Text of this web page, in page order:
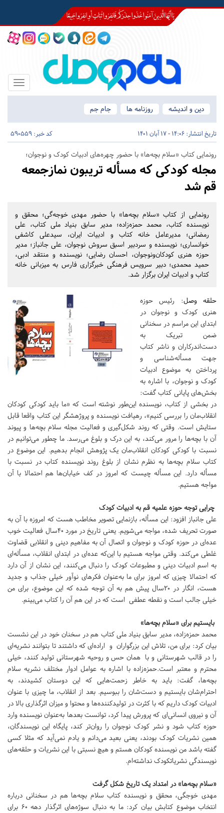
Toggle
دین و اندیشه
روزنامه ها جام جم
تاریخ انتشار: 14:06 - 17 آبان 1401 کد خبر: 590559
رونمایی کتاب «سلام بچه‌ها» با حضور چهره‌های ادبیات کودک و نوجوان؛
مجله کودکی که مسأله تریبون نمازجمعه
قم شد
رونمایی از کتاب «سلام بچه‌ها» با حضور مهدی خوجه‌گی؛ محقق و
نویسنده کتاب، محمد حمزه‌زاده؛ مدیر سابق بنیاد ملی کتاب، علی
رمضانی؛ مدیرعامل خانه کتاب و ادبیات ایران، سیدعلی کاشفی
خوانساری؛ نویسنده و سردبیر اسبق سروش نوجوان، علی جانباز؛ مدیر
حوزه هنری کودکان‌ونوجوان، احسان رضایی؛ نویسنده و منتقد ادبی،
حمید محمدی؛ دبیر سرویس فرهنگی خبرگزاری فارس به میزبانی خانه
کتاب و ادبیات ایران برگزار شد.
حلقه وصل: رئیس حوزه
هنری کودک و نوجوان در
ابتدای این مراسم در سخنانی
ضمن تبریک به
دست‌اندرکاران و ناشر کتاب
جهت مسأله‌شناسی و
پرداختن به موضوع ادبیات
کودک و نوجوان، با اشاره به
بخش‌های پایانی کتاب گفت:
در بخشی از کتاب، نویسنده این‌طور نوشته است که «ما باید کودکی کودکان
انقلاب‌مان را بررسی کنیم»، رهیافت نویسنده و پروژهشگر این کتاب واقعا قابل
ستایش است. وقتی که روند شکل‌گیری و فعالیت مجله سلام بچه‌ها و پیوند
آن با بچه‌ها را مرور می‌کند، به این درک و بلوغ می‌رسد. ما چطور می‌توانیم در
نسبت با کودکی کودکان انقلاب‌مان یک پژوهش انجام بدهیم. این موضوع در
کتاب سلام بچه‌ها به نظرم نشان از بلوغ روند نویسنده کتاب در نسبت با
مسأله دارد. این مسأله چیست که امروز در کف خیابان‌ها هم احتمالا با آن
مواجه هستیم.
چرایی توجه حوزه علمیه قم به ادبیات کودک
علی جانباز افزود: این مسأله، بازنمایی تصویر مخاطب هست که امروزه با آن به
صورت تحریف شده، مواجه می‌شویم. یعنی تاریخ در مورد 40سال فعالیت خوب
عده‌ای در حوزه کودک و نوجوان و اتصال آن به مفاهیم دینی و انقلابی قضاوت
غلطی می‌کند. وقتی مواجه هستیم با این‌که عده‌ای در ابتدای انقلاب، مسأله‌ای
به اسم ادبیات دینی و مطبوعات کودک را دنبال می‌کنند، این نشان از آن دارد
که احتمالا چیزی که امروز برای ما به‌عنوان فکرهای نوآور خیلی جذاب و جدید
هست، انگار در 20سال پیش هم به آن توجه شده که این موضوع، برای من
خیلی جالب است و نقطه عطفی است که در این هم آن را کتاب می‌بینم.
بایستیم برای «سلام بچه‌ها»
محمد حمزه‌زاده، مدیر سابق بنیاد ملی کتاب هم در سخنان خود در این نشست
بیان کرد: برای من، تلاش این بزرگواران و اراده‌ای که داشتند تا بتوانند نشریه‌ای
را در قالب شهرستانی و با همان حس و روحیه شهرستانی تولید کنند، خیلی
محترم و معتبر است.حمزه‌زاده با اشاره به عوامل ادوار مختلف نشریه سلام
بچه‌ها، گفت: باید به خاطر زحمت‌هایی که این دوستان کشیدند، به
احترام‌شان بایستیم و دست‌شان را ببوسیم. بعد از انقلاب، ما چیزی با عنوان
ادبیات کودک داریم که با کثرت در تولیدکننده‌ها و محتوا و میزان اثرگذاری بالا در
آن و نیروی انسانی‌ای که پرورش پیدا کرد، توانست بعدها به‌عنوان نویسنده وارد
حوزه کتاب شود و نشر کودک نوجوان را روان‌تر کند، پایگاه این نویسندگان،
همین نشریات کودک بودند، یعنی بعید می‌دانم و یادم نمی‌آید که مثلا کسی
گفته باشد من نویسنده کودکان هستم و هیچ نسبتی با این نشریات و حلقه‌های
نویسندگی نشریاتکودک نداشته‌ام.
«سلام بچه‌ها» در امتداد یک تاریخ شکل گرفت
مهدی خوجگی، محقق و نویسنده کتاب سلام بچه‌ها هم در سخنانی درباره
انتخاب موضوع کتابش بیان کرد: ما به دنبال سوژه‌های اثرگذار دهه ۶۰ برای